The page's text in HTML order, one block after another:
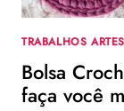
TRABALHOS
Bolsa
faça você